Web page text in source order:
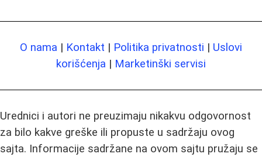
O nama | Kontakt | Politika privatnosti | Uslovi
korišćenja | Marketinški servisi
Urednici i autori ne preuzimaju nikakvu odgovornost
za bilo kakve greške ili propuste u sadržaju ovog
sajta. Informacije sadržane na ovom sajtu pružaju se